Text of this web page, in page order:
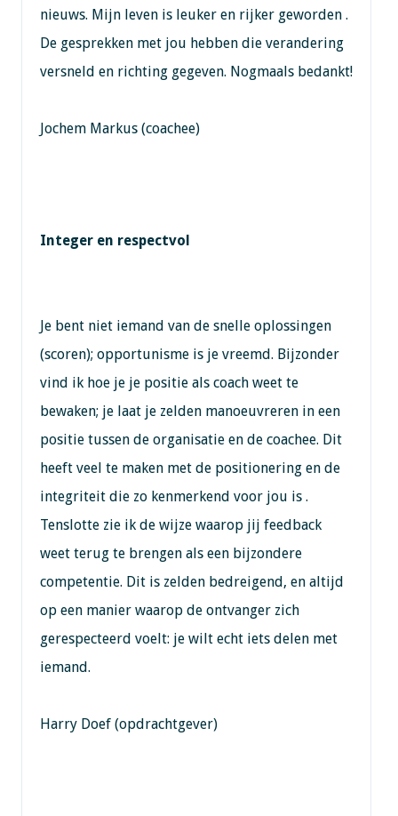
nieuws. Mijn leven is leuker en rijker geworden .
De gesprekken met jou hebben die verandering
versneld en richting gegeven. Nogmaals bedankt!
Jochem Markus (coachee)
Integer en respectvol
Je bent niet iemand van de snelle oplossingen
(scoren); opportunisme is je vreemd. Bijzonder
vind ik hoe je je positie als coach weet te
bewaken; je laat je zelden manoeuvreren in een
positie tussen de organisatie en de coachee. Dit
heeft veel te maken met de positionering en de
integriteit die zo kenmerkend voor jou is .
Tenslotte zie ik de wijze waarop jij feedback
weet terug te brengen als een bijzondere
competentie. Dit is zelden bedreigend, en altijd
op een manier waarop de ontvanger zich
gerespecteerd voelt: je wilt echt iets delen met
iemand.
Harry Doef (opdrachtgever)